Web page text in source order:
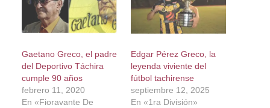
Gaetano Greco, el padre
del Deportivo Táchira
cumple 90 años
febrero 11, 2020
En «Fioravante De
Edgar Pérez Greco, la
leyenda viviente del
fútbol tachirense
septiembre 12, 2025
En «1ra División»